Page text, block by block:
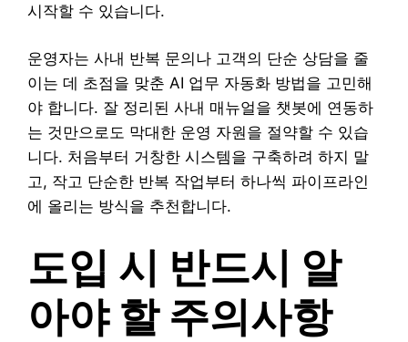
시작할 수 있습니다.
운영자는 사내 반복 문의나 고객의 단순 상담을 줄
이는 데 초점을 맞춘 AI 업무 자동화 방법을 고민해
야 합니다. 잘 정리된 사내 매뉴얼을 챗봇에 연동하
는 것만으로도 막대한 운영 자원을 절약할 수 있습
니다. 처음부터 거창한 시스템을 구축하려 하지 말
고, 작고 단순한 반복 작업부터 하나씩 파이프라인
에 올리는 방식을 추천합니다.
도입 시 반드시 알
아야 할 주의사항